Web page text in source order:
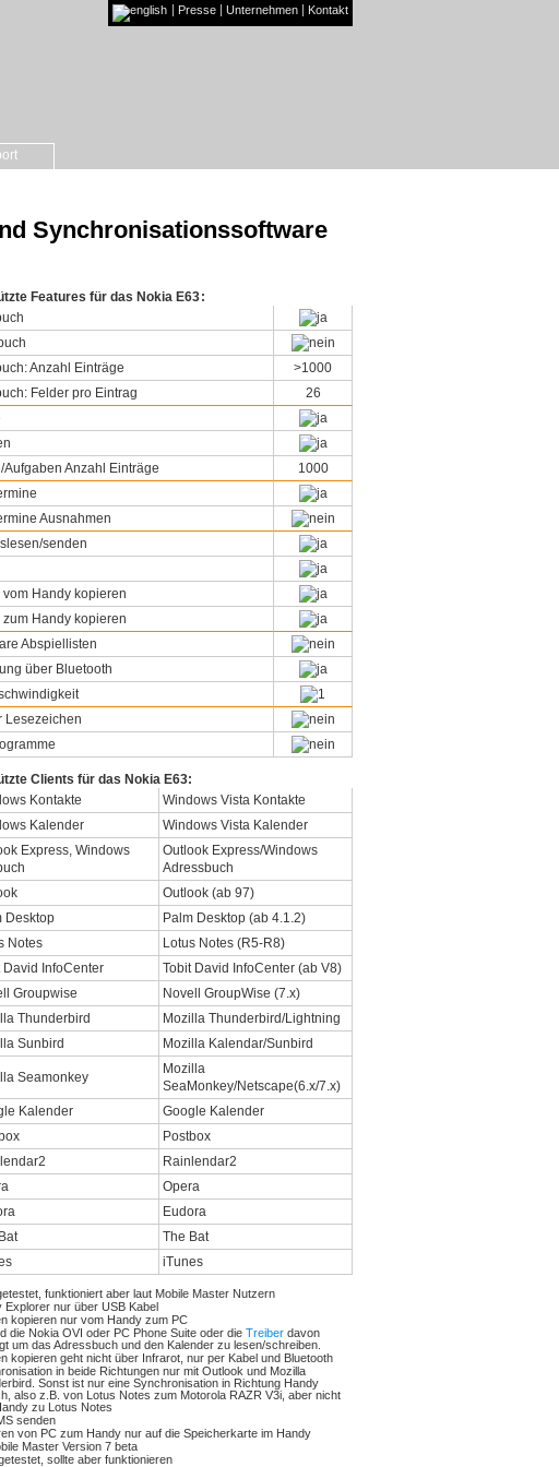
Presse Unternehmen Kontakt
Synchronisationssoftware
Features für das Nokia E63:
Anzahl Einträge
>1000
Felder pro Eintrag
26
Aufgaben Anzahl Einträge
1000
Ausnahmen
senden
vom Handy kopieren
zum Handy kopieren
Abspiellisten
über Bluetooth
Lesezeichen
Clients für das Nokia E63:
Windows Vista Kontakte
Windows Vista Kalender
Outlook Express/Windows
Adressbuch
Outlook (ab 97)
Palm Desktop (ab 4.1.2)
Lotus Notes (R5-R8)
Tobit David InfoCenter (ab V8)
Novell GroupWise (7.x)
Mozilla Thunderbird/Lightning
Mozilla Kalendar/Sunbird
Mozilla
SeaMonkey/Netscape(6.x/7.x)
Google Kalender
Postbox
Rainlendar2
Opera
Eudora
The Bat
iTunes
funktioniert aber laut Mobile Master Nutzern
Explorer nur über USB Kabel
kopieren nur vom Handy zum PC
die Nokia OVI oder PC Phone Suite oder die Treiber davon
um das Adressbuch und den Kalender zu lesen/schreiben.
kopieren geht nicht über Infrarot, nur per Kabel und Bluetooth
in beide Richtungen nur mit Outlook und Mozilla
Sonst ist nur eine Synchronisation in Richtung Handy
also z.B. von Lotus Notes zum Motorola RAZR V3i, aber nicht
zu Lotus Notes
senden
von PC zum Handy nur auf die Speicherkarte im Handy
Master Version 7 beta
sollte aber funktionieren